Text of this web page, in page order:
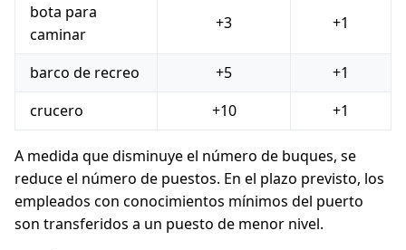
bota para
caminar
+3 +1
barco de recreo +5
+1
crucero
+10 +1
A medida que disminuye el número de buques, se
reduce el número de puestos. En el plazo previsto, los
empleados con conocimientos mínimos del puerto
son transferidos a un puesto de menor nivel.